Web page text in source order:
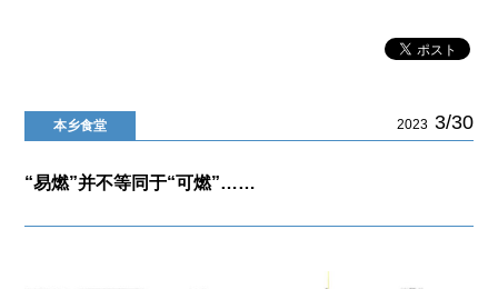
本乡食堂 2023 3/30
“易燃”并不等同于“可燃”……